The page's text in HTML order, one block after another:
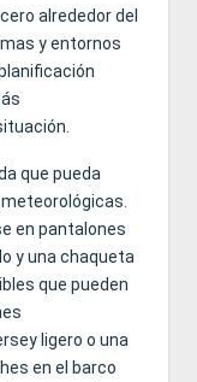
alrededor del
y entornos
que pueda
en pantalones
y una chaqueta
que pueden
ligero o una
en el barco